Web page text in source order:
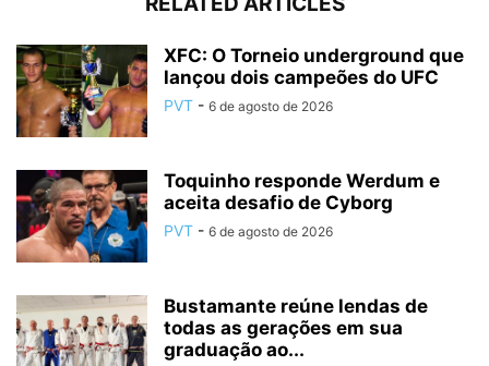
XFC: O Torneio underground que
lançou dois campeões do UFC
PVT - 6 de agosto de 2026
Toquinho responde Werdum e
aceita desafio de Cyborg
PVT - 6 de agosto de 2026
Bustamante reúne lendas de
todas as gerações em sua
graduação ao...